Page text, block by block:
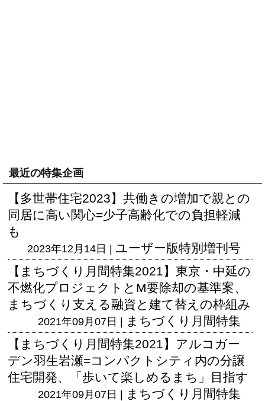
最近の特集企画
【多世帯住宅2023】共働きの増加で親との
同居に高い関心=少子高齢化での負担軽減
も
2023年12月14日 | ユーザー版特別増刊号
【まちづくり月間特集2021】東京・中延の
不燃化プロジェクトとM要除却の基準案、
まちづくり支える融資と建て替えの枠組み
2021年09月07日 | まちづくり月間特集
【まちづくり月間特集2021】アルコガー
デン羽生岩瀬=コンパクトシティ内の分譲
住宅開発、「歩いて楽しめるまち」目指す
2021年09月07日 | まちづくり月間特集